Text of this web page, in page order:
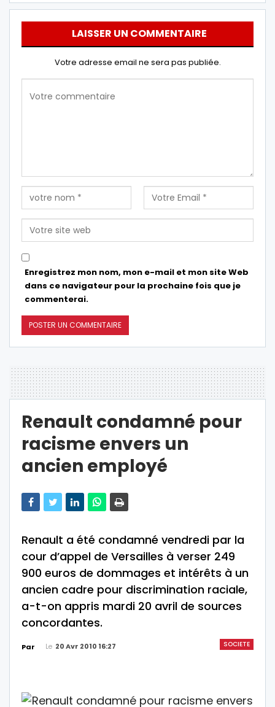
LAISSER UN COMMENTAIRE
Votre adresse email ne sera pas publiée.
Enregistrez mon nom, mon e-mail et mon site Web
dans ce navigateur pour la prochaine fois que je
commenterai.
Renault condamné pour
racisme envers un
ancien employé
Renault a été condamné vendredi par la
cour d’appel de Versailles à verser 249
900 euros de dommages et intérêts à un
ancien cadre pour discrimination raciale,
a-t-on appris mardi 20 avril de sources
concordantes.
SOCIETE
Par Le 20 Avr 2010 16:27